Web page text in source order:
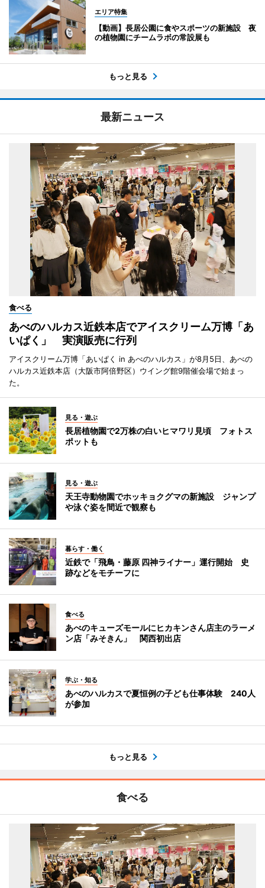
エリア特集
【動画】長居公園に食やスポーツの新施設 夜
の植物園にチームラボの常設展も
もっと見る
最新ニュース
食べる
あべのハルカス近鉄本店でアイスクリーム万博「あ
いぱく」 実演販売に行列
アイスクリーム万博「あいぱく in あべのハルカス」が8月5日、あべの
ハルカス近鉄本店（大阪市阿倍野区）ウイング館9階催会場で始まっ
た。
見る・遊ぶ
長居植物園で2万株の白いヒマワリ見頃 フォトス
ポットも
見る・遊ぶ
天王寺動物園でホッキョクグマの新施設 ジャンプ
や泳ぐ姿を間近で観察も
暮らす・働く
近鉄で「飛鳥・藤原 四神ライナー」運行開始 史
跡などをモチーフに
食べる
あべのキューズモールにヒカキンさん店主のラーメ
ン店「みそきん」 関西初出店
学ぶ・知る
あべのハルカスで夏恒例の子ども仕事体験 240人
が参加
もっと見る
食べる